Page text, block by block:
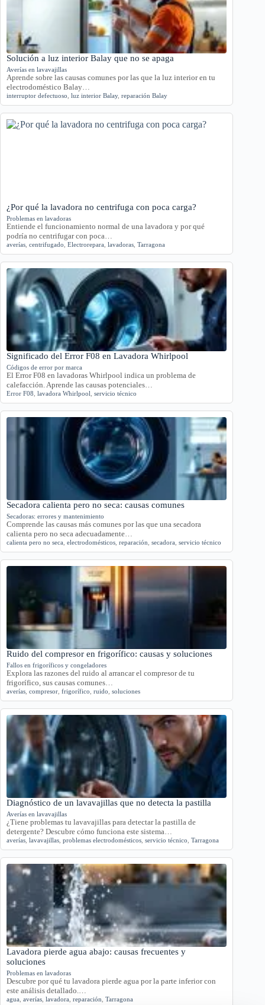
Solución a luz interior Balay que no se apaga
Averías en lavavajillas
Aprende sobre las causas comunes por las que la luz interior en tu
electrodoméstico Balay…
interruptor defectuoso luz interior Balay, reparación Balay
¿Por qué la lavadora no centrifuga con poca carga?
Problemas en lavadoras
Entiende el funcionamiento normal de una lavadora y por qué
podría no centrifugar con poca…
averías centrifugado Electrorepara lavadoras Tarragona
Significado del Error F08 en Lavadora Whirlpool
Códigos de error por marca
El Error F08 en lavadoras Whirlpool indica un problema de
calefacción. Aprende las causas potenciales…
Error F08 lavadora Whirlpool servicio técnico
Secadora calienta pero no seca: causas comunes
Secadoras: errores y mantenimiento
Comprende las causas más comunes por las que una secadora
calienta pero no seca adecuadamente…
calienta pero no seca electrodomésticos reparación secadora servicio técnico
Ruido del compresor en frigorífico: causas y soluciones
Fallos en frigoríficos y congeladores
Explora las razones del ruido al arrancar el compresor de tu
frigorífico, sus causas comunes…
averías compresor frigorífico ruido soluciones
Diagnóstico de un lavavajillas que no detecta la pastilla
Averías en lavavajillas
¿Tiene problemas tu lavavajillas para detectar la pastilla de
detergente? Descubre cómo funciona este sistema…
averías lavavajillas problemas electrodomésticos servicio técnico Tarragona
Lavadora pierde agua abajo: causas frecuentes y
soluciones
Problemas en lavadoras
Descubre por qué tu lavadora pierde agua por la parte inferior con
este análisis detallado.…
agua averías lavadora reparación Tarragona